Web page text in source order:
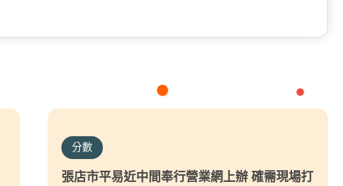
分數
張店市平易近中間奉行營業網上辦 確需現場打